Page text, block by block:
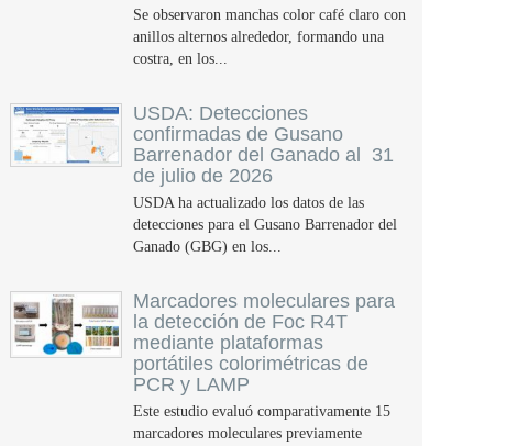
Se observaron manchas color café claro con
anillos alternos alrededor, formando una
costra, en los...
USDA: Detecciones
confirmadas de Gusano
Barrenador del Ganado al 31
de julio de 2026
USDA ha actualizado los datos de las
detecciones para el Gusano Barrenador del
Ganado (GBG) en los...
Marcadores moleculares para
la detección de Foc R4T
mediante plataformas
portátiles colorimétricas de
PCR y LAMP
Este estudio evaluó comparativamente 15
marcadores moleculares previamente